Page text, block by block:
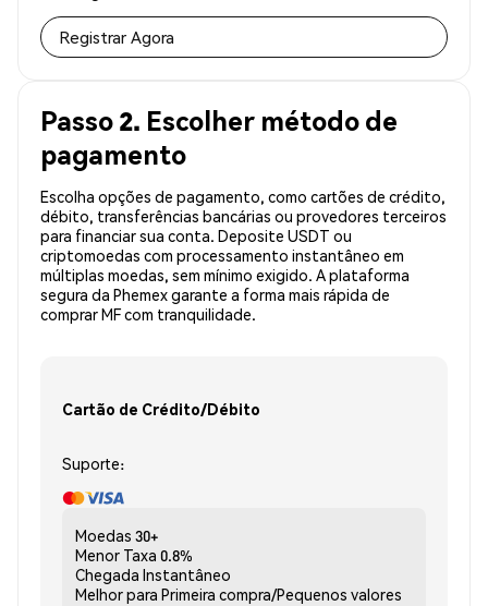
Registrar Agora
Passo 2. Escolher método de
pagamento
Escolha opções de pagamento, como cartões de crédito,
débito, transferências bancárias ou provedores terceiros
para financiar sua conta. Deposite USDT ou
criptomoedas com processamento instantâneo em
múltiplas moedas, sem mínimo exigido. A plataforma
segura da Phemex garante a forma mais rápida de
comprar MF com tranquilidade.
Cartão de Crédito/Débito
Suporte:
Moedas 30+
Menor Taxa 0.8%
Chegada Instantâneo
Melhor para Primeira compra/Pequenos valores